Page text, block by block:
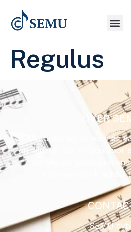
Regulus
OVER
SEMU behartigt de rechten
en uitgeeft. We zorgen voor
eerlijke vergoedingen
creatieve werk achter
SEMU